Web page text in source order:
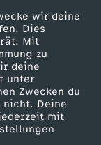
wir deine
Dies
Mit
zu
deine
unter
Zwecken du
nicht. Deine
mit